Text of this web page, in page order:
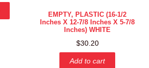
EMPTY, PLASTIC (16-1/2
Inches X 12-7/8 Inches X 5-7/8
Inches) WHITE
$30.20
Add to cart